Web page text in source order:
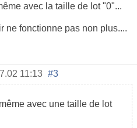
avec la taille de lot "0"...
ne fonctionne pas non plus....
11:13 #3
avec une taille de lot